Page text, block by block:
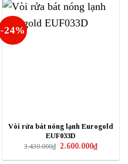
-24%
Vòi rửa bát nóng lạnh Eurogold
EUF033D
3.430.000₫ Giá
là:
2.600.000₫Giá
hiện
tại